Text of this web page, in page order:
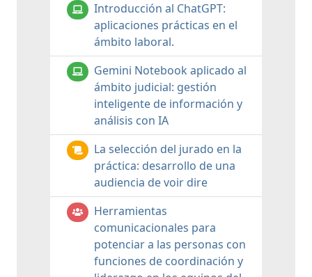
Introducción al ChatGPT:
aplicaciones prácticas en el
ámbito laboral.
Gemini Notebook aplicado al
ámbito judicial: gestión
inteligente de información y
análisis con IA
La selección del jurado en la
práctica: desarrollo de una
audiencia de voir dire
Herramientas
comunicacionales para
potenciar a las personas con
funciones de coordinación y